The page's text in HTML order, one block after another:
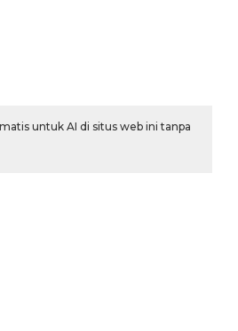
untuk AI di situs web ini tanpa